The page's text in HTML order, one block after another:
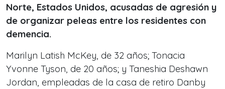
Norte, Estados Unidos, acusadas de agresión y
de organizar peleas entre los residentes con
demencia.
Marilyn Latish McKey, de 32 años; Tonacia
Yvonne Tyson, de 20 años; y Taneshia Deshawn
Jordan, empleadas de la casa de retiro Danby